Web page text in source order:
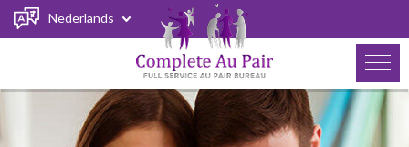
Nederlands